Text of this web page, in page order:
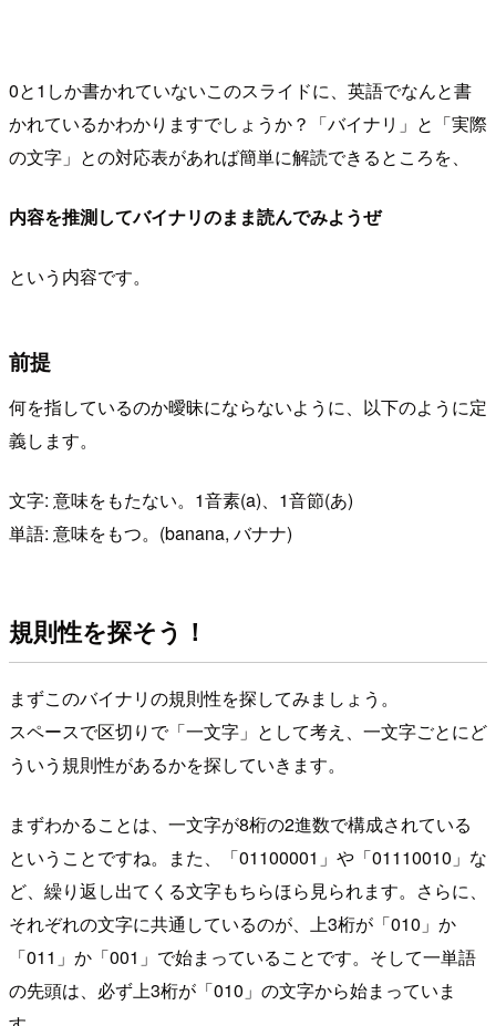
0と1しか書かれていないこのスライドに、英語でなんと書
かれているかわかりますでしょうか？「バイナリ」と「実際
の文字」との対応表があれば簡単に解読できるところを、
内容を推測してバイナリのまま読んでみようぜ
という内容です。
前提
何を指しているのか曖昧にならないように、以下のように定
義します。
文字: 意味をもたない。1音素(a)、1音節(あ)
単語: 意味をもつ。(banana, バナナ)
規則性を探そう！
まずこのバイナリの規則性を探してみましょう。
スペースで区切りで「一文字」として考え、一文字ごとにど
ういう規則性があるかを探していきます。
まずわかることは、一文字が8桁の2進数で構成されている
ということですね。また、「01100001」や「01110010」な
ど、繰り返し出てくる文字もちらほら見られます。さらに、
それぞれの文字に共通しているのが、上3桁が「010」か
「011」か「001」で始まっていることです。そして一単語
の先頭は、必ず上3桁が「010」の文字から始まっていま